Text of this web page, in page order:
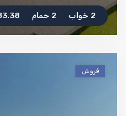
2 خواب 2 حمام
فروش